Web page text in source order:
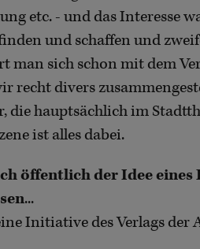
etc. - und das Interesse
und schaffen und
man sich schon mit dem
recht divers
die hauptsächlich im
ist alles dabei.
öffentlich der Idee
...
Initiative des Verlags